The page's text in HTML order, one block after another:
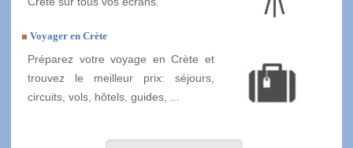
Voyager en Crète
Préparez votre voyage en Crète et
trouvez le meilleur prix: séjours,
circuits, vols, hôtels, guides, ...